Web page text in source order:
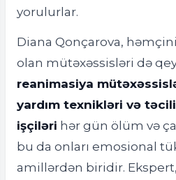
yorulurlar.
Diana Qonçarova,
olan mütəxəssisləri də
reanimasiya
yardım texnikləri və
işçiləri hər gün ölüm və
bu da onları emosional
amillərdən biridir.